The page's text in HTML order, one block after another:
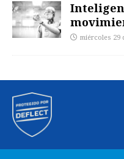
miércoles 29